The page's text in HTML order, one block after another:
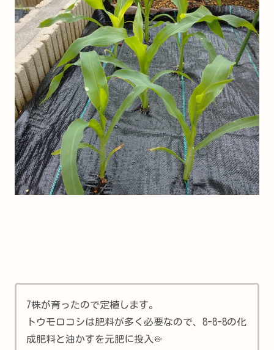
7株が育ったので定植します。
トウモロコシは肥料が多く必要なので、8-8-8の化
成肥料と油かすを元肥に投入🤏